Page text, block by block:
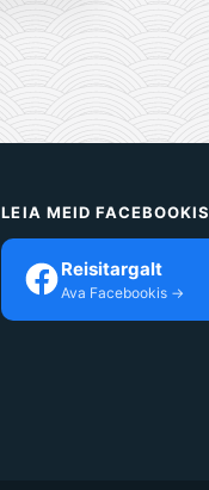
LEIA MEID FACEBOOKIS
Reisitargalt
Ava Facebookis →